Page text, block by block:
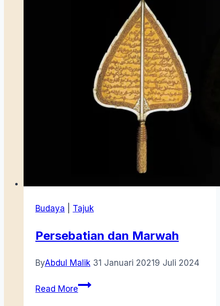
Budaya Tajuk
Persebatian dan Marwah
ByAbdul Malik 31 Januari 20219 Juli 2024
Read MorePersebatian